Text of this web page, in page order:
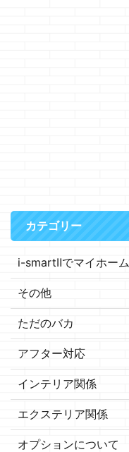
カテゴリー
i-smartⅡでマイホーム
その他
ただのバカ
アフター対応
インテリア関係
エクステリア関係
オプションについて